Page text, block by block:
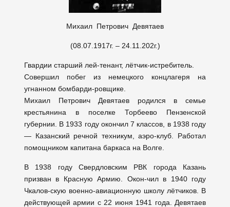
Михаил Петрович Девятаев
(08.07.1917г. – 24.11.202г.)
Гвардии старший лей-тенант, лётчик-истребитель.
Совершил побег из немецкого концлагеря на
угнанном бомбарди-ровщике.
Михаил Петрович Девятаев родился в семье
крестьянина в поселке Торбеево Пензенской
губернии. В 1933 году окончил 7 классов, в 1938 году
— Казанский речной техникум, аэро-клуб. Работал
помощником капитана баркаса на Волге.
В 1938 году Свердловским РВК города Казань
призван в Красную Армию. Окон-чил в 1940 году
Чкалов-скую военно-авиационную школу лётчиков. В
действующей армии с 22 июня 1941 года. Девятаев